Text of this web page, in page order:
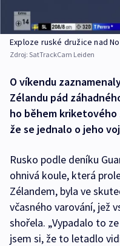
Exploze ruské družice nad
Zdroj: SatTrackCam Leiden
O víkendu
Zélandu pád
ho během kriketového
že se jednalo o jeho
Rusko podle deníku
ohnivá koule, která
Zélandem, byla ve
včasného varování, jež
shořela. „Vypadalo to
jsem si, že to letadlo